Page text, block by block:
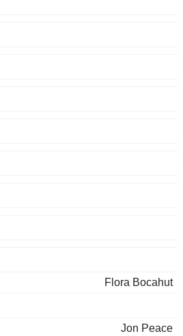
Flora Bocahut
Jon Peace